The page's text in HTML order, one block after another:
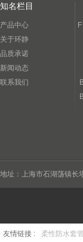
知名栏目
产品中心
关于环静
品质承诺
新闻动态
联系我们
地址：上海市石湖荡镇长
友情链接 : 柔性防水套管